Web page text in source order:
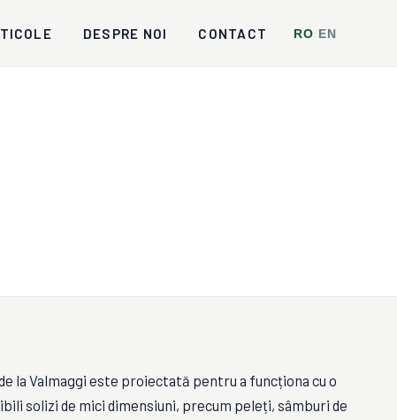
DESPRE NOI CONTACT RO EN
la Valmaggi este proiectată pentru a funcționa cu o
solizi de mici dimensiuni, precum peleți, sâmburi de